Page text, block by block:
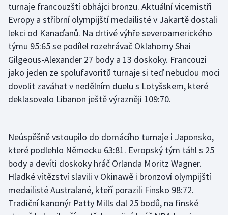
Triatlon
Veslování
Vodní slalom
Volejbal
turnaje francouzští obhájci bronzu. Aktuální vicemistři
Evropy a stříbrní olympijští medailisté v Jakartě dostali
lekci od Kanaďanů. Na drtivé výhře severoamerického
týmu 95:65 se podílel rozehrávač Oklahomy Shai
Gilgeous-Alexander 27 body a 13 doskoky. Francouzi
jako jeden ze spolufavoritů turnaje si teď nebudou moci
dovolit zaváhat v nedělním duelu s Lotyšskem, které
deklasovalo Libanon ještě výrazněji 109:70.
Neúspěšně vstoupilo do domácího turnaje i Japonsko,
které podlehlo Německu 63:81. Evropský tým táhl s 25
body a devíti doskoky hráč Orlanda Moritz Wagner.
Hladké vítězství slavili v Okinawě i bronzoví olympijští
medailisté Australané, kteří porazili Finsko 98:72.
Tradiční kanonýr Patty Mills dal 25 bodů, na finské